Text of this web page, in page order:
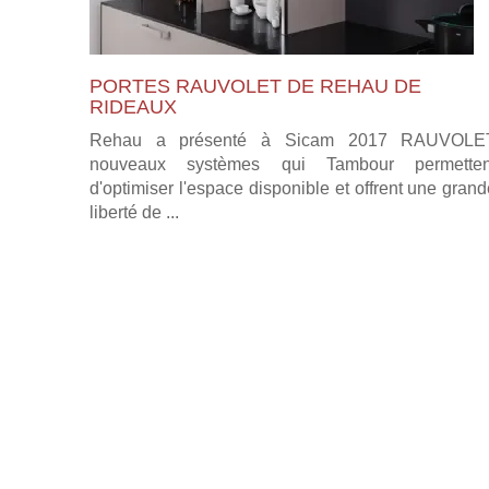
PORTES RAUVOLET DE REHAU DE
RIDEAUX
Rehau a présenté à Sicam 2017
nouveaux systèmes qui Tambour
d'optimiser l'espace disponible et offrent une
liberté de ...